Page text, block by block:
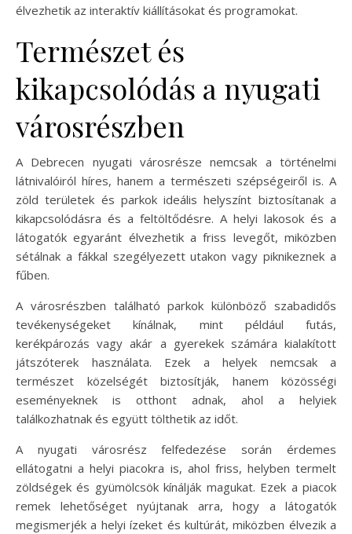
élvezhetik az interaktív kiállításokat és programokat.
Természet és
kikapcsolódás a nyugati
városrészben
A Debrecen nyugati városrésze nemcsak a történelmi
látnivalóiról híres, hanem a természeti szépségeiről is. A
zöld területek és parkok ideális helyszínt biztosítanak a
kikapcsolódásra és a feltöltődésre. A helyi lakosok és a
látogatók egyaránt élvezhetik a friss levegőt, miközben
sétálnak a fákkal szegélyezett utakon vagy piknikeznek a
fűben.
A városrészben található parkok különböző szabadidős
tevékenységeket kínálnak, mint például futás,
kerékpározás vagy akár a gyerekek számára kialakított
játszóterek használata. Ezek a helyek nemcsak a
természet közelségét biztosítják, hanem közösségi
eseményeknek is otthont adnak, ahol a helyiek
találkozhatnak és együtt tölthetik az időt.
A nyugati városrész felfedezése során érdemes
ellátogatni a helyi piacokra is, ahol friss, helyben termelt
zöldségek és gyümölcsök kínálják magukat. Ezek a piacok
remek lehetőséget nyújtanak arra, hogy a látogatók
megismerjék a helyi ízeket és kultúrát, miközben élvezik a